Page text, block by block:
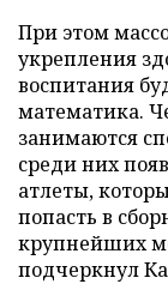
При этом
укрепления
воспитания
математика.
занимаются
среди них
атлеты,
попасть в
крупнейших
подчеркнул